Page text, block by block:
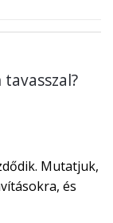
Mutatjuk,
és